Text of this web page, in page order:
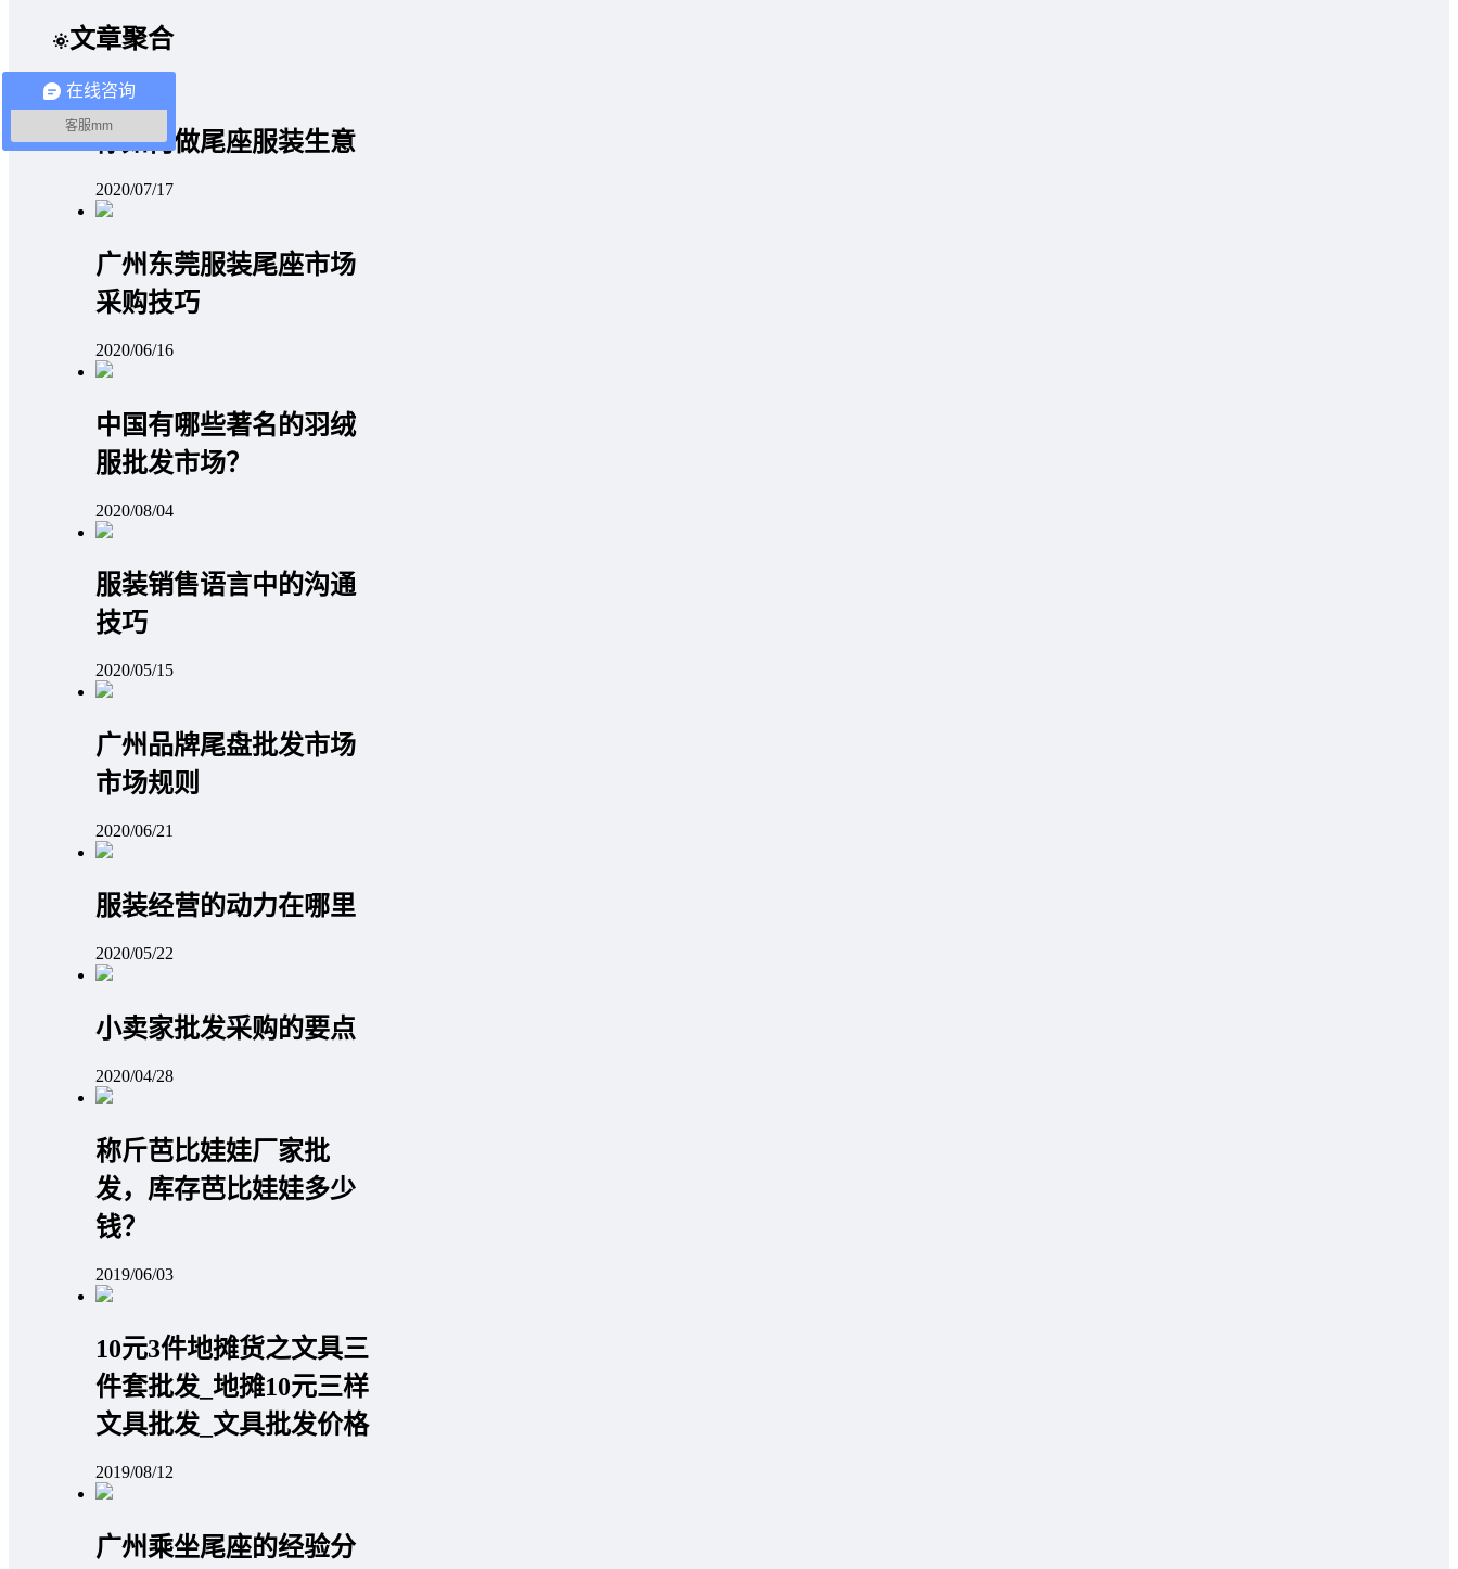
文章聚合
你如何做尾座服装生意
2020/07/17
广州东莞服装尾座市场
采购技巧
2020/06/16
中国有哪些著名的羽绒
服批发市场？
2020/08/04
服装销售语言中的沟通
技巧
2020/05/15
广州品牌尾盘批发市场
市场规则
2020/06/21
服装经营的动力在哪里
2020/05/22
小卖家批发采购的要点
2020/04/28
称斤芭比娃娃厂家批
发，库存芭比娃娃多少
钱？
2019/06/03
10元3件地摊货之文具三
件套批发_地摊10元三样
文具批发_文具批发价格
2019/08/12
广州乘坐尾座的经验分
在线咨询
客服mm